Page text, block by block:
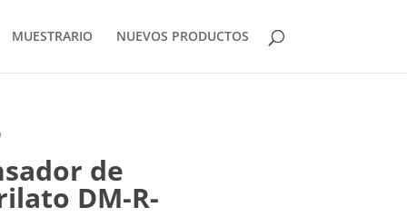
MUESTRARIO NUEVOS PRODUCTOS
de
DM-R-